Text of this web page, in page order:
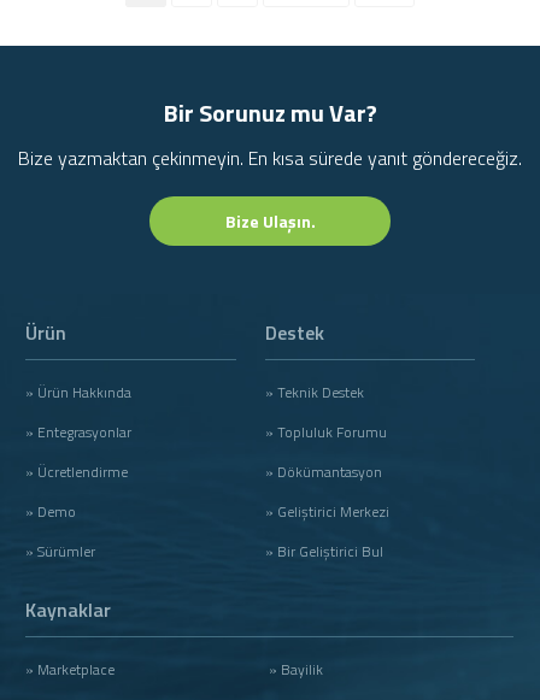
Bir Sorunuz mu Var?
Bize yazmaktan çekinmeyin. En kısa sürede yanıt göndereceğiz.
Bize Ulaşın.
Ürün
» Ürün Hakkında
» Entegrasyonlar
» Ücretlendirme
» Demo
» Sürümler
Destek
» Teknik Destek
» Topluluk Forumu
» Dökümantasyon
» Geliştirici Merkezi
» Bir Geliştirici Bul
Kaynaklar
» Marketplace
» Bayilik